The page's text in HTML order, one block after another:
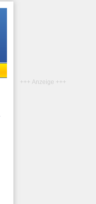
+++ Anzeige +++